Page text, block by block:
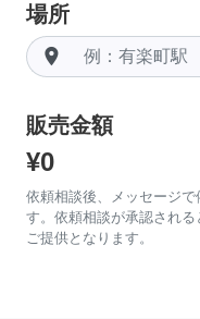
場所
room
販売金額
¥0
依頼相談後、メッセージ
す。依頼相談が承認され
ご提供となります。